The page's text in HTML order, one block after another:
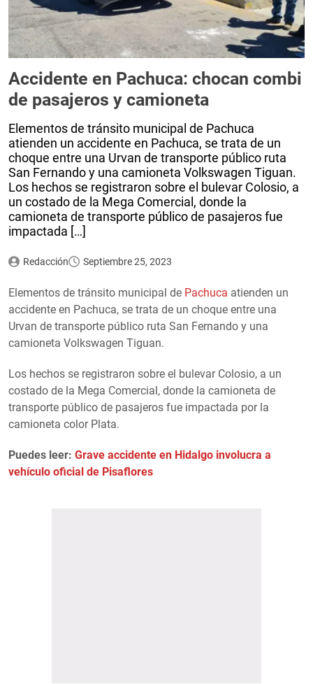
Accidente en Pachuca: chocan combi
de pasajeros y camioneta
Elementos de tránsito municipal de Pachuca
atienden un accidente en Pachuca, se trata de un
choque entre una Urvan de transporte público ruta
San Fernando y una camioneta Volkswagen Tiguan.
Los hechos se registraron sobre el bulevar Colosio, a
un costado de la Mega Comercial, donde la
camioneta de transporte público de pasajeros fue
impactada […]
Redacción Septiembre 25, 2023
Elementos de tránsito municipal de Pachuca atienden un
accidente en Pachuca, se trata de un choque entre una
Urvan de transporte público ruta San Fernando y una
camioneta Volkswagen Tiguan.
Los hechos se registraron sobre el bulevar Colosio, a un
costado de la Mega Comercial, donde la camioneta de
transporte público de pasajeros fue impactada por la
camioneta color Plata.
Puedes leer: Grave accidente en Hidalgo involucra a
vehículo oficial de Pisaflores